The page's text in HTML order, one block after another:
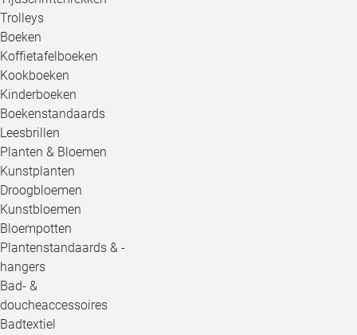
Trolleys
Boeken
Koffietafelboeken
Kookboeken
Kinderboeken
Boekenstandaards
Leesbrillen
Planten & Bloemen
Kunstplanten
Droogbloemen
Kunstbloemen
Bloempotten
Plantenstandaards & -
hangers
Bad- &
doucheaccessoires
Badtextiel